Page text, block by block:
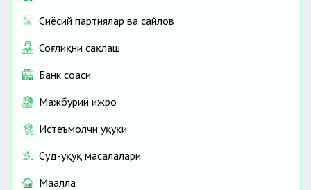
Сиёсий партиялар ва сайлов
Соғлиқни сақлаш
Банк соҳаси
Мажбурий ижро
Истеъмолчи ҳуқуқи
Суд-ҳуқуқ масалалари
Маҳалла